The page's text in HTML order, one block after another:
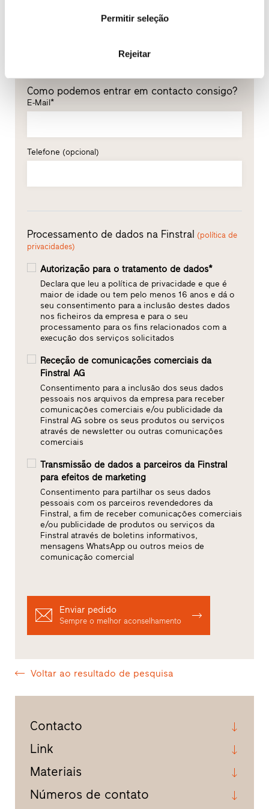
Permitir seleção
Rejeitar
Como podemos entrar em contacto consigo?
E-Mail*
Telefone (opcional)
Processamento de dados na Finstral (política de
privacidades)
Autorização para o tratamento de dados*
Declara que leu a política de privacidade e que é
maior de idade ou tem pelo menos 16 anos e dá o
seu consentimento para a inclusão destes dados
nos ficheiros da empresa e para o seu
processamento para os fins relacionados com a
execução dos serviços solicitados
Receção de comunicações comerciais da
Finstral AG
Consentimento para a inclusão dos seus dados
pessoais nos arquivos da empresa para receber
comunicações comerciais e/ou publicidade da
Finstral AG sobre os seus produtos ou serviços
através de newsletter ou outras comunicações
comerciais
Transmissão de dados a parceiros da Finstral
para efeitos de marketing
Consentimento para partilhar os seus dados
pessoais com os parceiros revendedores da
Finstral, a fim de receber comunicações comerciais
e/ou publicidade de produtos ou serviços da
Finstral através de boletins informativos,
mensagens WhatsApp ou outros meios de
comunicação comercial
Enviar pedido
Sempre o melhor aconselhamento
Voltar ao resultado de pesquisa
Contacto
Link
Materiais
Números de contato